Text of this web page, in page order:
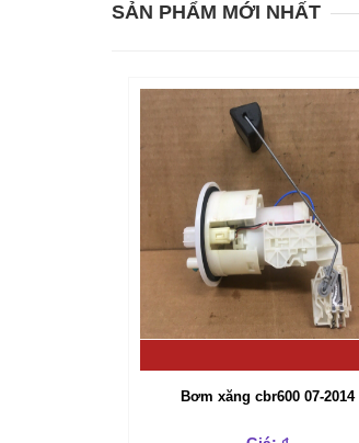
SẢN PHẨM MỚI NHẤT
Bơm xăng cbr600 07-2014